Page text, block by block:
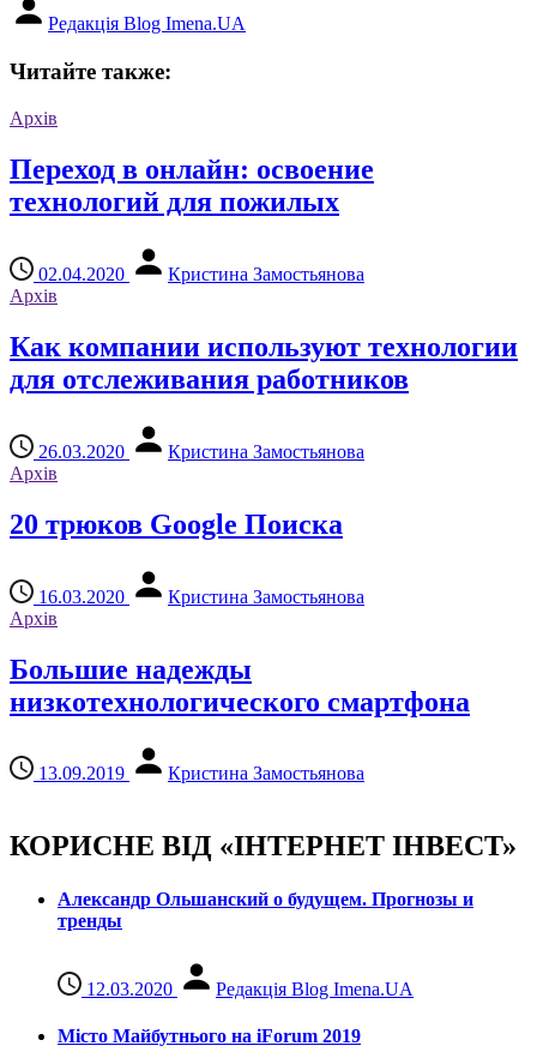
Редакція Blog Imena.UA
Читайте также:
Архів
Переход в онлайн: освоение
технологий для пожилых
02.04.2020
Кристина Замостьянова
Архів
Как компании используют технологии
для отслеживания работников
26.03.2020
Кристина Замостьянова
Архів
20 трюков Google Поиска
16.03.2020
Кристина Замостьянова
Архів
Большие надежды
низкотехнологического смартфона
13.09.2019 Кристина Замостьянова
КОРИСНЕ ВІД «ІНТЕРНЕТ ІНВЕСТ»
Александр Ольшанский о будущем. Прогнозы и
тренды
12.03.2020 Редакція Blog Imena.UA
Місто Майбутнього на iForum 2019